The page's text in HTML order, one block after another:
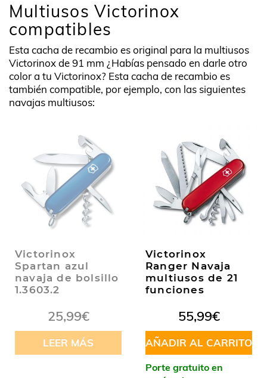
Multiusos Victorinox
compatibles
Esta cacha de recambio es original para la multiusos
Victorinox de 91 mm ¿Habías pensado en darle otro
color a tu Victorinox? Esta cacha de recambio es
también compatible, por ejemplo, con las siguientes
navajas multiusos:
Victorinox
Spartan azul
navaja de bolsillo
1.3603.2
25,99€
LEER MÁS
Victorinox
Ranger Navaja
multiusos de 21
funciones
55,99€
AÑADIR AL CARRITO
Porte gratuito en